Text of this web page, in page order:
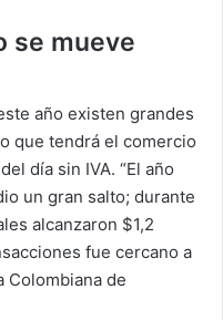
se mueve
año existen grandes
que tendrá el comercio
día sin IVA. “El año
un gran salto; durante
alcanzaron $1,2
fue cercano a
Colombiana de